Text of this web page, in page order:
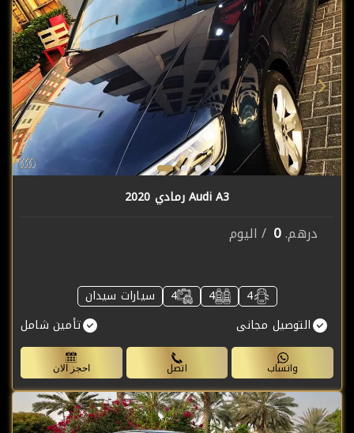
Audi A3 رمادي 2020
درهم.0 / اليوم
4
4
4
سيارات سيدان
التوصيل مجانى
تأمين شامل
واتساب اتصل احجز الان